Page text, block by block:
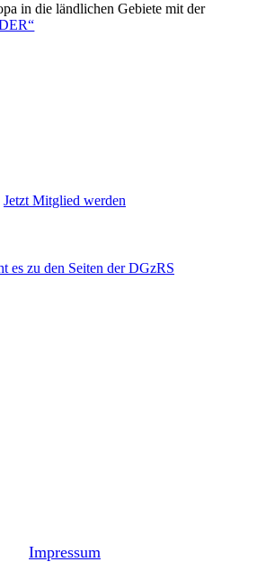
in die ländlichen Gebiete mit der
Jetzt Mitglied werden
es zu den Seiten der DGzRS
Impressum